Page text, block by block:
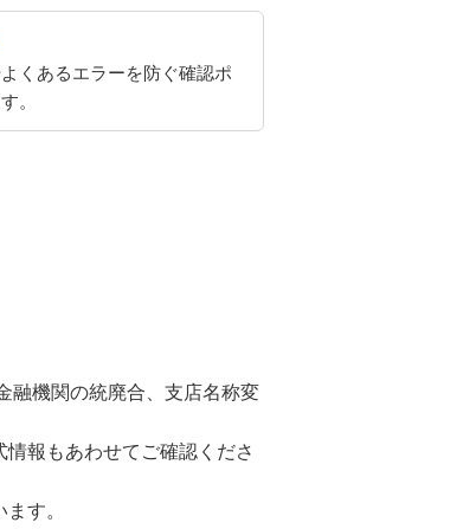
くあるエラーを防ぐ確認ポ
。
融機関の統廃合、支店名称変
報もあわせてご確認くださ
す。